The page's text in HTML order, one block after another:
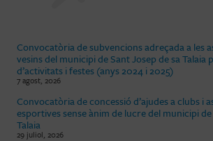
Convocatòria de subvencions adreçada a les
vesins del municipi de Sant Josep de sa Talaia
d’activitats i festes (anys 2024 i 2025)
7 agost, 2026
Convocatòria de concessió d’ajudes a clubs i
esportives sense ànim de lucre del municipi
Talaia
29 juliol, 2026